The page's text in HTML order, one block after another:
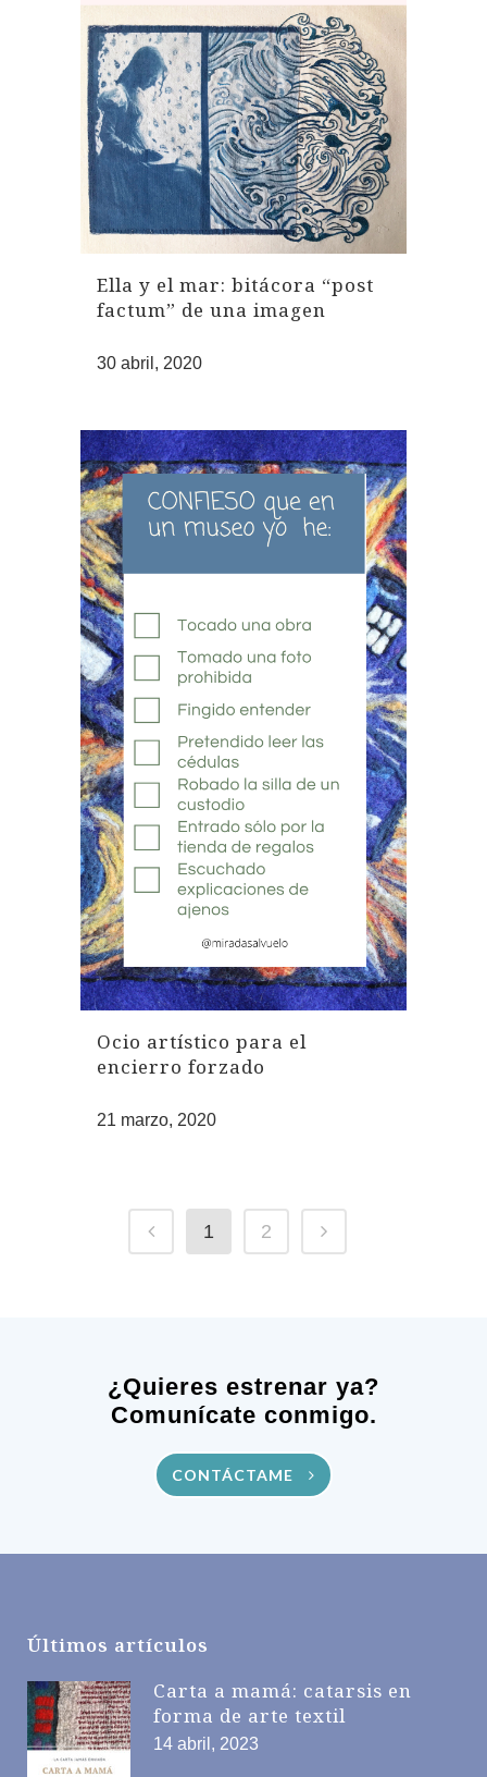
Ella y el mar: bitácora “post
factum” de una imagen
30 abril, 2020
Ocio artístico para el
encierro forzado
21 marzo, 2020
1 2
¿Quieres estrenar ya?
Comunícate conmigo.
CONTÁCTAME
Últimos artículos
Carta a mamá: catarsis en
forma de arte textil
14 abril, 2023